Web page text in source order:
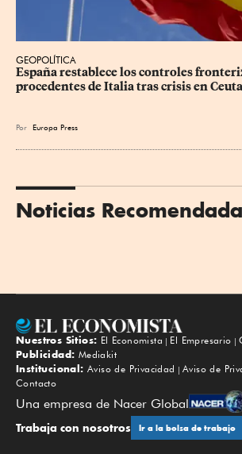
GEOPOLÍTICA
España restablece los controles
procedentes de Italia tras crisis en Ceuta
Por Europa Press
Noticias
Nuestros Sitios: El Economista El Empresario
Publicidad: Mediakit
Institucional: Aviso de Privacidad
Aviso de
Contacto
Una empresa de Nacer Global
Trabaja con nosotros Ir a la bolsa de trabajo